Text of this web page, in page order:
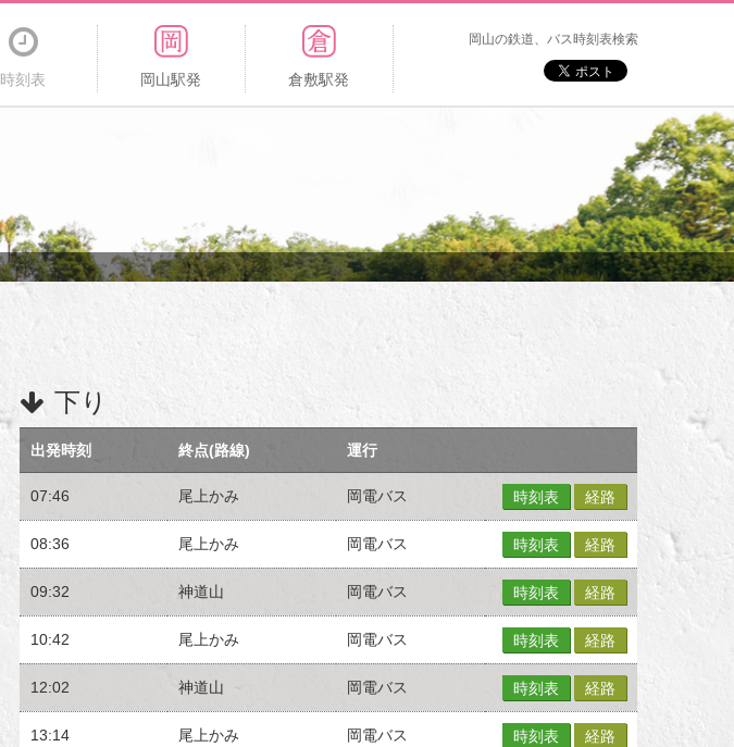
時刻表 岡山駅発 倉敷駅発
岡山の鉄道、バス時刻表検索
下り
出発時刻 終点(路線) 運行
07:46 尾上かみ 岡電バス 時刻表 経路
08:36 尾上かみ 岡電バス 時刻表 経路
09:32 神道山 岡電バス 時刻表 経路
10:42 尾上かみ 岡電バス 時刻表 経路
12:02 神道山 岡電バス 時刻表 経路
13:14 尾上かみ 岡電バス 時刻表 経路